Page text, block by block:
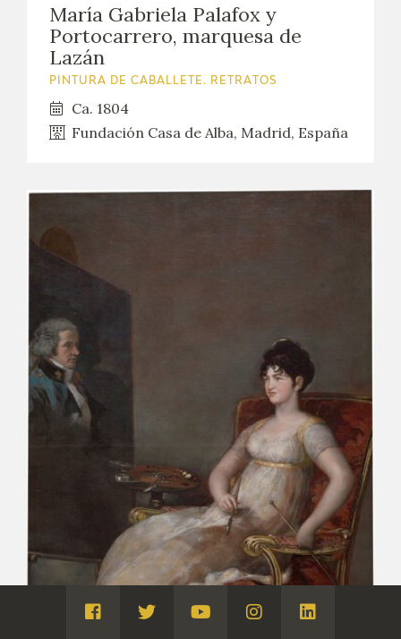
María Gabriela Palafox y
Portocarrero, marquesa de
Lazán
PINTURA DE CABALLETE. RETRATOS
Ca. 1804
Fundación Casa de Alba, Madrid, España
Visita
Visita
Visita
Visita
Visita